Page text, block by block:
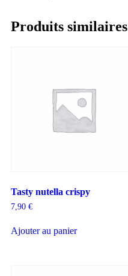
Produits similaires
Tasty nutella crispy
7,90 €
Ajouter au panier